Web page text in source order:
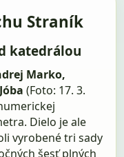
Straník
katedrálou
Marko,
(Foto: 17. 3.
Dielo je ale
vyrobené tri sady
šesť plných